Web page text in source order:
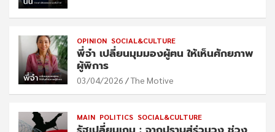
OPINION SOCIAL&CULTURE
พี่จ๋า เปลี่ยนมุมมองผู้ฅน ให้เห็นศักยภาพ
ผู้พิการ
03/04/2026 The Motive
MAIN POLITICS SOCIAL&CULTURE